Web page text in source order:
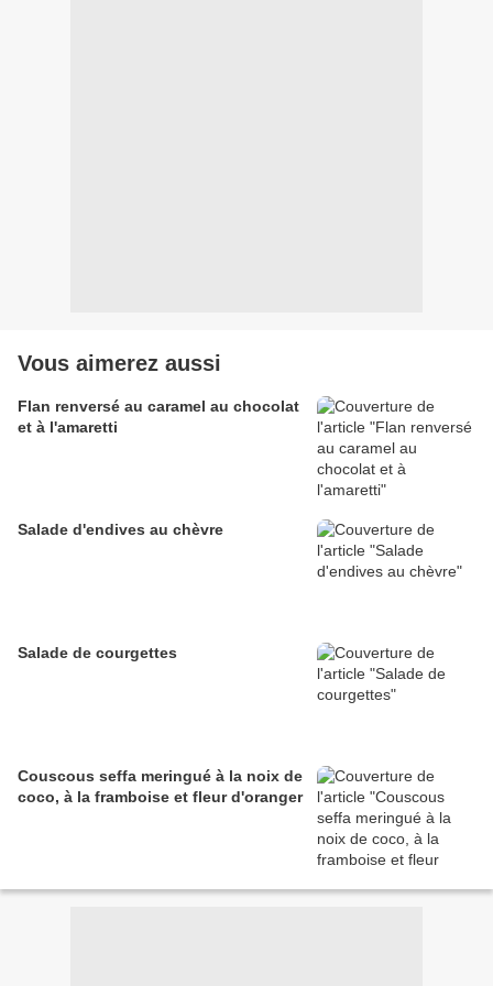
Vous aimerez aussi
Flan renversé au caramel au chocolat
et à l'amaretti
Salade d'endives au chèvre
Salade de courgettes
Couscous seffa meringué à la noix de
coco, à la framboise et fleur d'oranger